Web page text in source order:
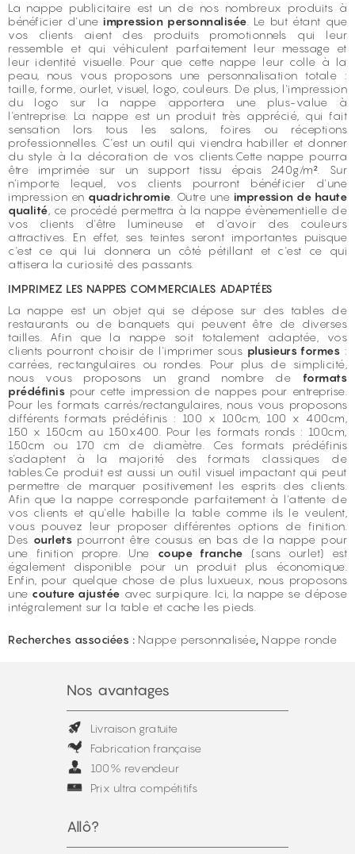
La nappe publicitaire est un de nos nombreux produits à
bénéficier d'une impression personnalisée . Le but étant que
vos clients aient des produits promotionnels qui leur
ressemble et qui véhiculent parfaitement leur message et
leur identité visuelle. Pour que cette nappe leur colle à la
peau, nous vous proposons une personnalisation totale :
taille, forme, ourlet, visuel, logo, couleurs. De plus, l'impression
du logo sur la nappe apportera une plus-value à
l'entreprise. La nappe est un produit très apprécié, qui fait
sensation lors tous les salons, foires ou réceptions
professionnelles. C'est un outil qui viendra habiller et donner
du style à la décoration de vos clients.Cette nappe pourra
être imprimée sur un support tissu épais 240g/m². Sur
n'importe lequel, vos clients pourront bénéficier d'une
impression en quadrichromie . Outre une impression de haute
qualité , ce procédé permettra à la nappe évènementielle de
vos clients d'être lumineuse et d'avoir des couleurs
attractives. En effet, ses teintes seront importantes puisque
c'est ce qui lui donnera un côté pétillant et c'est ce qui
attisera la curiosité des passants.
IMPRIMEZ LES NAPPES COMMERCIALES ADAPTÉES
La nappe est un objet qui se dépose sur des tables de
restaurants ou de banquets qui peuvent être de diverses
tailles. Afin que la nappe soit totalement adaptée, vos
clients pourront choisir de l'imprimer sous plusieurs formes :
carrées, rectangulaires ou rondes. Pour plus de simplicité,
nous vous proposons un grand nombre de formats
prédéfinis pour cette impression de nappes pour entreprise.
Pour les formats carrés/rectangulaires, nous vous proposons
différents formats prédéfinis : 100 x 100cm, 100 x 400cm,
150 x 150cm au 150x400. Pour les formats ronds : 100cm,
150cm ou 170 cm de diamètre. Ces formats prédéfinis
s'adaptent à la majorité des formats classiques de
tables.Ce produit est aussi un outil visuel impactant qui peut
permettre de marquer positivement les esprits des clients.
Afin que la nappe corresponde parfaitement à l'attente de
vos clients et qu'elle habille la table comme ils le veulent,
vous pouvez leur proposer différentes options de finition.
Des ourlets pourront être cousus en bas de la nappe pour
une finition propre. Une coupe franche (sans ourlet) est
également disponible pour un produit plus économique.
Enfin, pour quelque chose de plus luxueux, nous proposons
une couture ajustée avec surpiqure. Ici, la nappe se dépose
intégralement sur la table et cache les pieds.
Recherches associées : Nappe personnalisée Nappe ronde
Nos avantages
Livraison gratuite
Fabrication française
100% revendeur
Prix ultra compétitifs
Allô?